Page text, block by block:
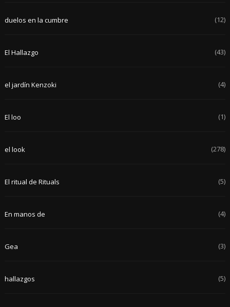
duelos en la cumbre (12)
El Hallazgo (43)
el jardín Kenzoki (4)
El loo (1)
el look (278)
El ritual de Rituals (5)
En manos de (4)
Gea (3)
hallazgos (5)